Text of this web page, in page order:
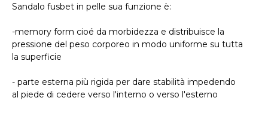
Sandalo fusbet in pelle sua funzione è:
-memory form cioé da morbidezza e distribuisce la
pressione del peso corporeo in modo uniforme su tutta
la superficie
- parte esterna più rigida per dare stabilità impedendo
al piede di cedere verso l'interno o verso l'esterno